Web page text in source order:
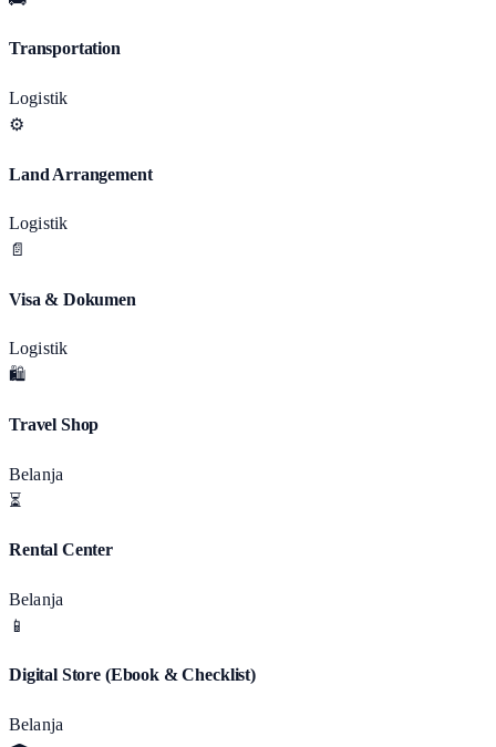
Transportation
Logistik
⚙️
Land Arrangement
Logistik
📄
Visa & Dokumen
Logistik
🛍️
Travel Shop
Belanja
⏳
Rental Center
Belanja
📱
Digital Store (Ebook & Checklist)
Belanja